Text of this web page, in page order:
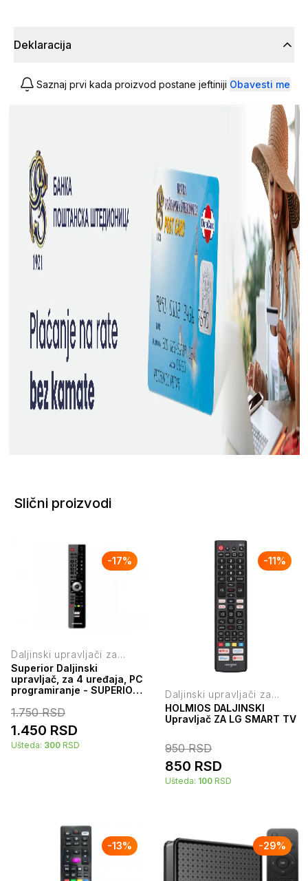
Deklaracija
Saznaj prvi kada proizvod postane jeftiniji Obavesti me
Slični proizvodi
-17%
Daljinski upravljači za
televizore
Superior Daljinski
upravljač, za 4 uređaja, PC
programiranje - SUPERIOR
1.750RSD
1.450 RSD
Ušteda: 300 RSD
-11%
Daljinski upravljači za
televizore
HOLMIOS DALJINSKI
Upravljač ZA LG SMART TV
950RSD
850 RSD
Ušteda: 100 RSD
-13% -29%